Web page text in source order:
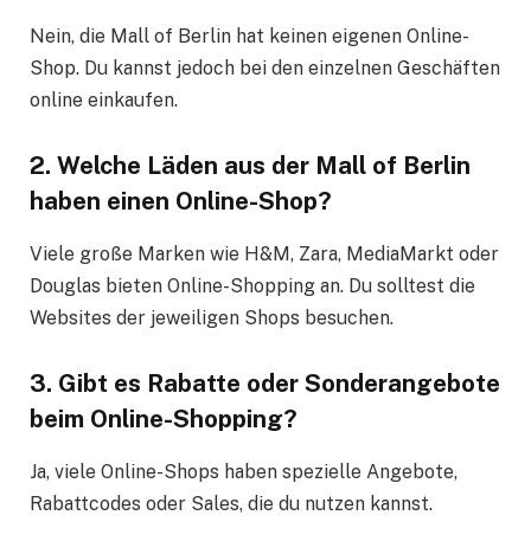
Nein, die Mall of Berlin hat keinen eigenen Online-
Shop. Du kannst jedoch bei den einzelnen Geschäften
online einkaufen.
2. Welche Läden aus der Mall of Berlin
haben einen Online-Shop?
Viele große Marken wie H&M, Zara, MediaMarkt oder
Douglas bieten Online-Shopping an. Du solltest die
Websites der jeweiligen Shops besuchen.
3. Gibt es Rabatte oder Sonderangebote
beim Online-Shopping?
Ja, viele Online-Shops haben spezielle Angebote,
Rabattcodes oder Sales, die du nutzen kannst.